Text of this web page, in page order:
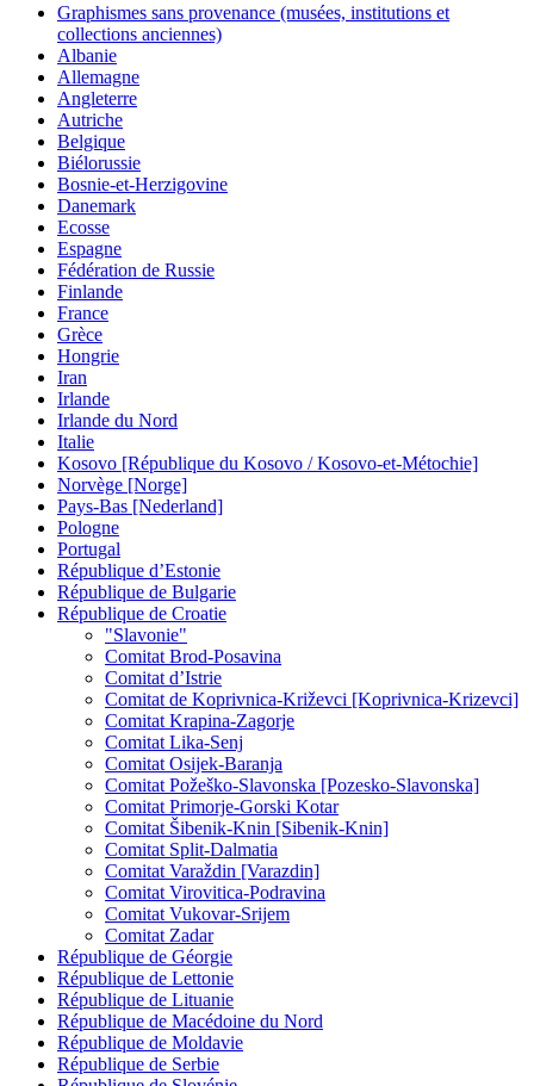
Graphismes sans provenance (musées, institutions et
collections anciennes)
Albanie
Allemagne
Angleterre
Autriche
Belgique
Biélorussie
Bosnie-et-Herzigovine
Danemark
Ecosse
Espagne
Fédération de Russie
Finlande
France
Grèce
Hongrie
Iran
Irlande
Irlande du Nord
Italie
Kosovo [République du Kosovo / Kosovo-et-Métochie]
Norvège [Norge]
Pays-Bas [Nederland]
Pologne
Portugal
République d’Estonie
République de Bulgarie
République de Croatie
"Slavonie"
Comitat Brod-Posavina
Comitat d’Istrie
Comitat de Koprivnica-Križevci [Koprivnica-Krizevci]
Comitat Krapina-Zagorje
Comitat Lika-Senj
Comitat Osijek-Baranja
Comitat Požeško-Slavonska [Pozesko-Slavonska]
Comitat Primorje-Gorski Kotar
Comitat Šibenik-Knin [Sibenik-Knin]
Comitat Split-Dalmatia
Comitat Varaždin [Varazdin]
Comitat Virovitica-Podravina
Comitat Vukovar-Srijem
Comitat Zadar
République de Géorgie
République de Lettonie
République de Lituanie
République de Macédoine du Nord
République de Moldavie
République de Serbie